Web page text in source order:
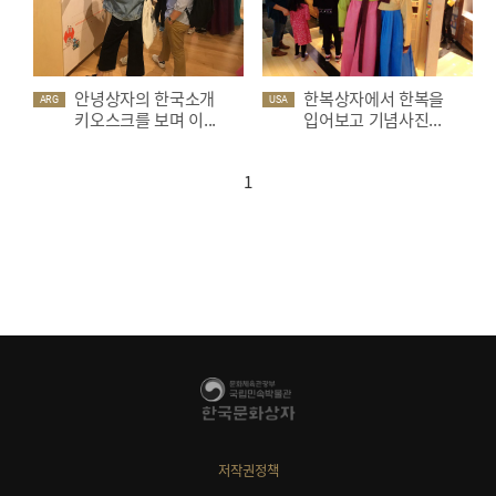
ARG
안녕상자의 한국소개
키오스크를 보며 이...
USA
한복상자에서 한복을
입어보고 기념사진...
1
저작권정책